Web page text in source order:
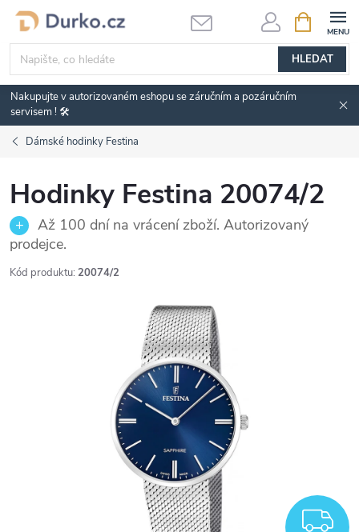
Přejít
obsah
HLEDAT
NÁKUPNÍ
KOŠÍK
Nakupujte v autorizovaném eshopu se záručním a pozáručním
servisem ! 🛠️
Dámské hodinky Festina
Hodinky Festina 20074/2
Až 100 dní na vrácení zboží. Autorizovaný
prodejce.
Kód produktu: 20074/2